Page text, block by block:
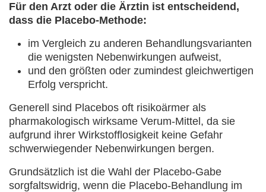
Für den Arzt oder die Ärztin ist entscheidend,
dass die Placebo-Methode:
im Vergleich zu anderen Behandlungsvarianten
die wenigsten Nebenwirkungen aufweist,
und den größten oder zumindest gleichwertigen
Erfolg verspricht.
Generell sind Placebos oft risikoärmer als
pharmakologisch wirksame Verum-Mittel, da sie
aufgrund ihrer Wirkstofflosigkeit keine Gefahr
schwerwiegender Nebenwirkungen bergen.
Grundsätzlich ist die Wahl der Placebo-Gabe
sorgfaltswidrig, wenn die Placebo-Behandlung im